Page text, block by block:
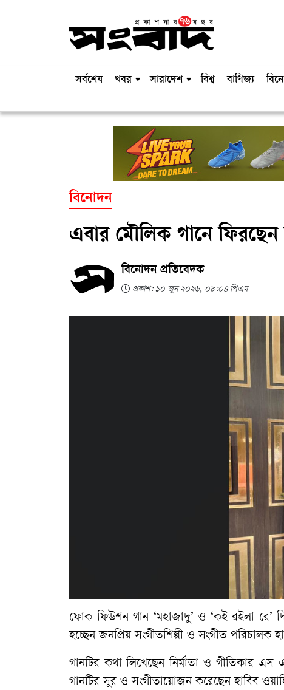
সর্বশেষ খবর সারাদেশ বিশ্ব বাণিজ্য
বিনোদন
এবার মৌলিক গানে ফিরছেন
বিনোদন প্রতিবেদক
প্রকাশ: ১০ জুন ২০২৬, ০৮:০৪ পিএম
ফোক ফিউশন গান ‘মহাজাদু’ ও ‘কই রইলা রে’
হচ্ছেন জনপ্রিয় সংগীতশিল্পী ও সংগীত পরিচালক
গানটির কথা লিখেছেন নির্মাতা ও গীতিকার
গানটির সুর ও সংগীতায়োজন করেছেন হাবিব